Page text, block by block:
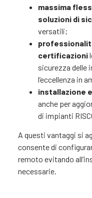
massima
soluzioni di
versatili;
certificazioni
sicurezza delle
l’eccellenza in
installazione
anche per
di impianti
A questi vantaggi si
consente di
remoto evitando
necessarie.